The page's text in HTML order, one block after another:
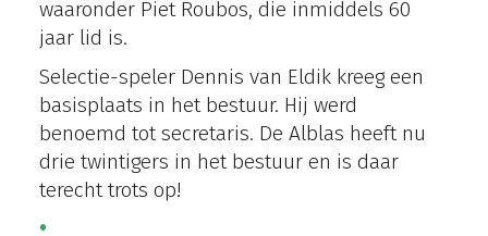
waaronder Piet Roubos, die inmiddels 60
jaar lid is.
Selectie-speler Dennis van Eldik kreeg een
basisplaats in het bestuur. Hij werd
benoemd tot secretaris. De Alblas heeft nu
drie twintigers in het bestuur en is daar
terecht trots op!